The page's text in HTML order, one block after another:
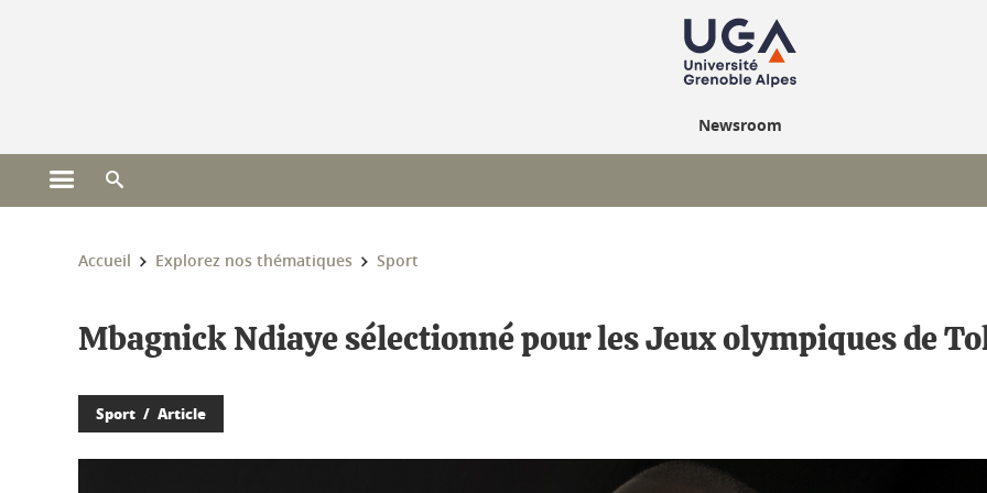
Newsroom
Ouvrir le menu principal
Vous êtes ici :
Accueil Explorez nos thématiques Sport
Mbagnick Ndiaye sélectionné pour les Jeux olympiques de
Sport Article